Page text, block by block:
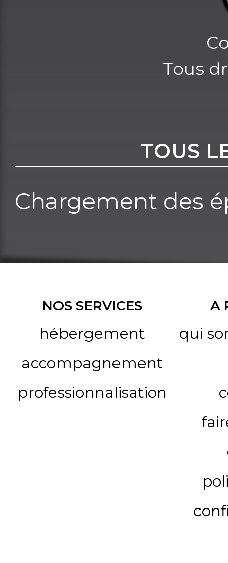
Tous
TOUS
Chargement des
NOS SERVICES
hébergement
accompagnement
professionnalisation
A
qui